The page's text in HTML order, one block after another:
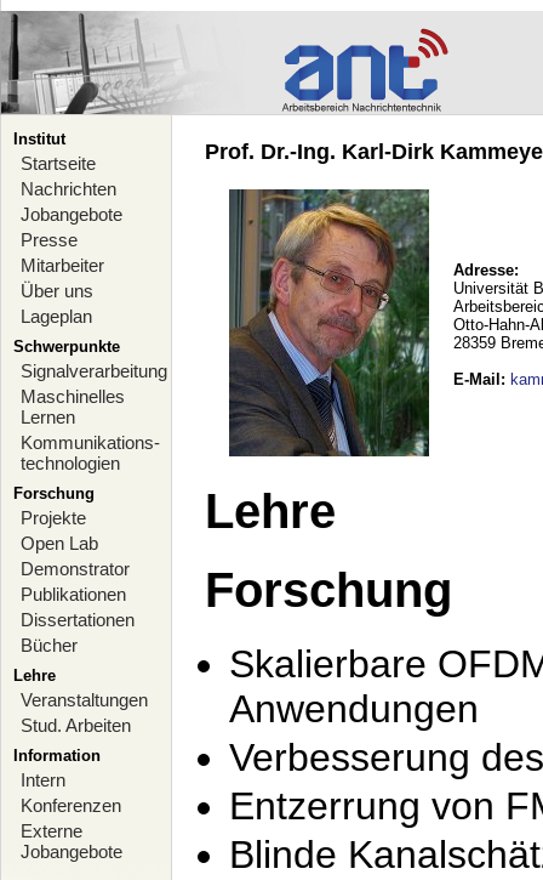
Institut
Startseite
Nachrichten
Jobangebote
Presse
Mitarbeiter
Über uns
Lageplan
Schwerpunkte
Signalverarbeitung
Maschinelles
Lernen
Kommunikations-
technologien
Forschung
Projekte
Open Lab
Demonstrator
Publikationen
Dissertationen
Bücher
Lehre
Veranstaltungen
Stud. Arbeiten
Information
Intern
Konferenzen
Externe
Jobangebote
Prof. Dr.-Ing. Karl-Dirk
Adresse:
Universität
Otto-Hahn-
28359
E-Mail :
Lehre
Forschung
Skalierbare
Anwendungen
Verbesserung
Entzerrung von
Blinde